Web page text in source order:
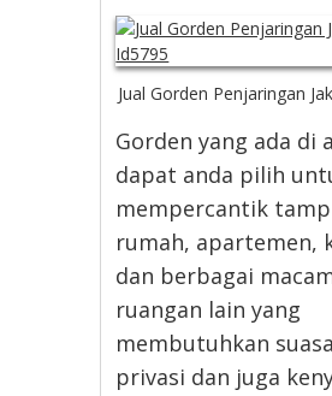
Jual Gorden Penjaringan
Gorden yang ada di
dapat anda pilih
mempercantik
rumah, apartemen,
dan berbagai
ruangan lain yang
membutuhkan
privasi dan juga